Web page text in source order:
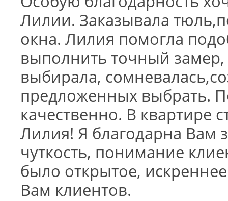
Лилии. Заказывала
окна. Лилия помогла
выполнить точный
выбирала,
предложенных выбрать.
качественно. В квартире
Лилия! Я благодарна Вам
чуткость, понимание
было открытое,
Вам клиентов.